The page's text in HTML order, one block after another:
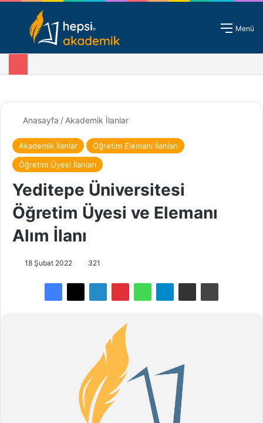
Giriş - Kayıt Menü
Anasayfa / Akademik İlanlar
Akademik İlanlar
Öğretim Elemanı İlanları
Öğretim Üyesi İlanları
Yeditepe Üniversitesi
Öğretim Üyesi ve Elemanı
Alım İlanı
18 Şubat 2022 321